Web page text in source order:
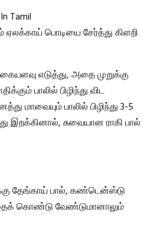
Tamil
ஏலக்காய் பொடியை சேர்த்து கிளறி
எடுத்து, அதை முறுக்கு
பாலில் பிழிந்து விட
மாவையும் பாலில் பிழிந்து 3-5
இறக்கினால், சுவையான ராகி பால்
தேங்காய் பால், கண்டென்ஸ்டு
கொண்டு வேண்டுமானாலும்